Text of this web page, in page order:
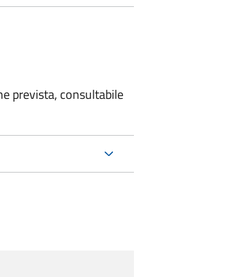
prevista, consultabile